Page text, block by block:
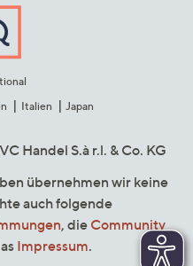
Italien Japan
Handel S.à r.l. & Co. KG
übernehmen wir keine
auch folgende
, die Community
Impressum.